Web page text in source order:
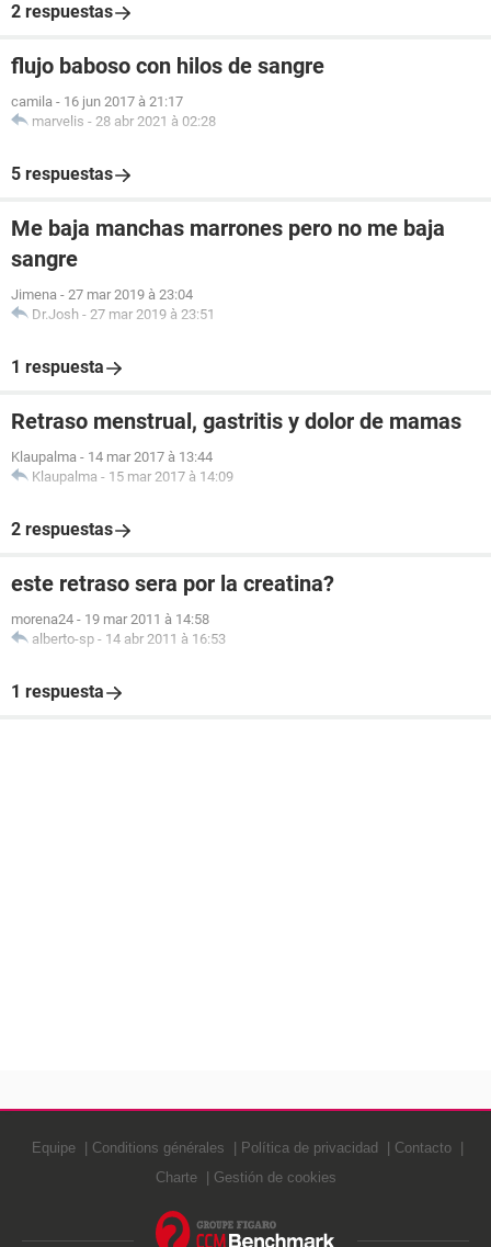
2 respuestas
flujo baboso con hilos de sangre
camila - 16 jun 2017 à 21:17
marvelis - 28 abr 2021 à 02:28
5 respuestas
Me baja manchas marrones pero no me baja
sangre
Jimena - 27 mar 2019 à 23:04
Dr.Josh - 27 mar 2019 à 23:51
1 respuesta
Retraso menstrual, gastritis y dolor de mamas
Klaupalma - 14 mar 2017 à 13:44
Klaupalma - 15 mar 2017 à 14:09
2 respuestas
este retraso sera por la creatina?
morena24 - 19 mar 2011 à 14:58
alberto-sp - 14 abr 2011 à 16:53
1 respuesta
Equipe Conditions générales Política de privacidad
Contacto
Charte
Gestión de cookies